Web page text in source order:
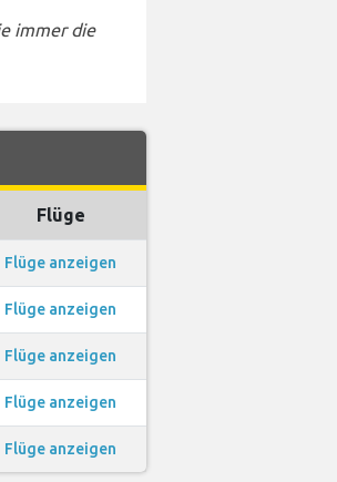
immer die
Flüge
Flüge anzeigen
Flüge anzeigen
Flüge anzeigen
Flüge anzeigen
Flüge anzeigen